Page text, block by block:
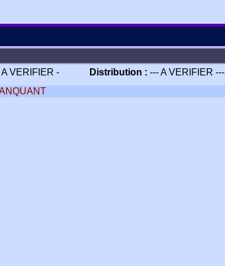
A VERIFIER - Distribution : --- A VERIFIER ---